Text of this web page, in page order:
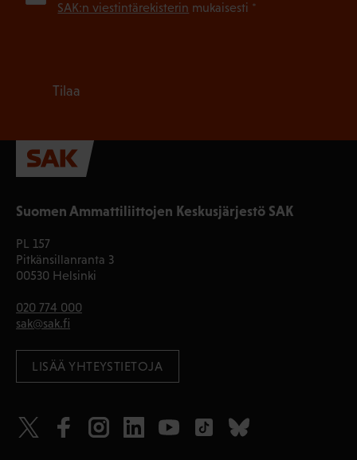
Suomen Ammattiliittojen Keskusjärjestö SAK
PL 157
Pitkänsillanranta 3
00530 Helsinki
020 774 000
sak@sak.fi
LISÄÄ YHTEYSTIETOJA
SAK:n viestintärekisterin mukaisesti *
Tilaa